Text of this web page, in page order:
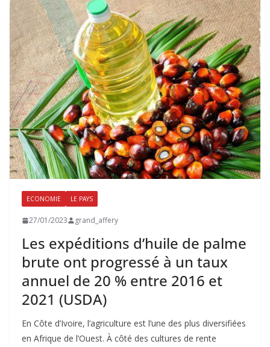
ECONOMIE LE PAYS
27/01/2023 grand_affery
Les expéditions d’huile de palme
brute ont progressé à un taux
annuel de 20 % entre 2016 et
2021 (USDA)
En Côte d’Ivoire, l’agriculture est l’une des plus diversifiées
en Afrique de l’Ouest. À côté des cultures de rente